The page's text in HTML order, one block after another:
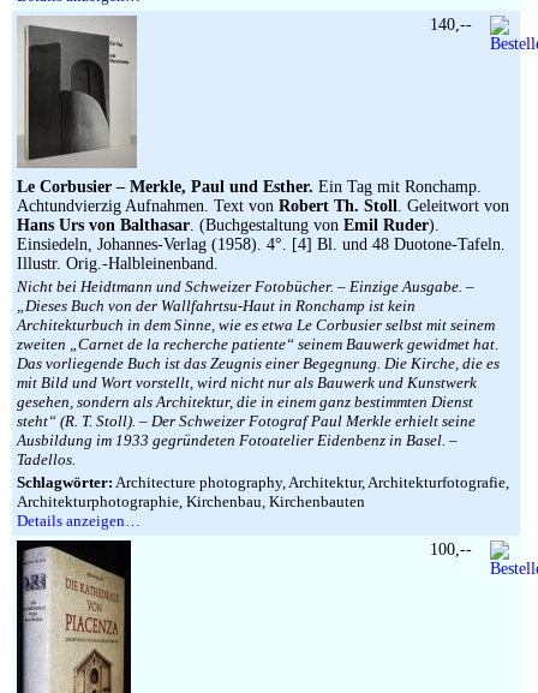
Le Corbusier – Merkle, Paul und Esther. Ein Tag mit Ronchamp.
Achtundvierzig Aufnahmen. Text von Robert Th. Stoll. Geleitwort von
Hans Urs von Balthasar. (Buchgestaltung von Emil Ruder).
Einsiedeln, Johannes-Verlag (1958). 4°. [4] Bl. und 48 Duotone-Tafeln.
Illustr. Orig.-Halbleinenband.
Nicht bei Heidtmann und Schweizer Fotobücher. – Einzige Ausgabe. –
„Dieses Buch von der Wallfahrtsu-Haut in Ronchamp ist kein
Architekturbuch in dem Sinne, wie es etwa Le Corbusier selbst mit seinem
zweiten „Carnet de la recherche patiente“ seinem Bauwerk gewidmet hat.
Das vorliegende Buch ist das Zeugnis einer Begegnung. Die Kirche, die es
mit Bild und Wort vorstellt, wird nicht nur als Bauwerk und Kunstwerk
gesehen, sondern als Architektur, die in einem ganz bestimmten Dienst
steht“ (R. T. Stoll). – Der Schweizer Fotograf Paul Merkle erhielt seine
Ausbildung im 1933 gegründeten Fotoatelier Eidenbenz in Basel. –
Tadellos.
Schlagwörter: Architecture photography, Architektur, Architekturfotografie,
Architekturphotographie, Kirchenbau, Kirchenbauten
Details anzeigen…
140,--
100,--